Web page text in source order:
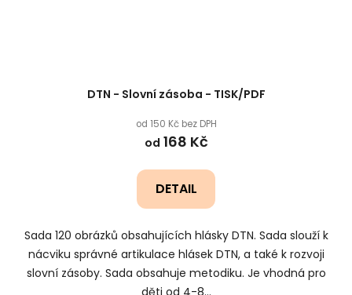
DTN - Slovní zásoba - TISK/PDF
od 150 Kč bez DPH
od 168 Kč
DETAIL
Sada 120 obrázků obsahujících hlásky DTN. Sada slouží k
nácviku správné artikulace hlásek DTN, a také k rozvoji
slovní zásoby. Sada obsahuje metodiku. Je vhodná pro